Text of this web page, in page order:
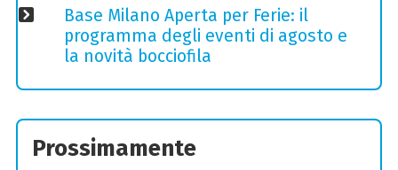
Base Milano Aperta per Ferie: il
programma degli eventi di agosto e
la novità bocciofila
Prossimamente